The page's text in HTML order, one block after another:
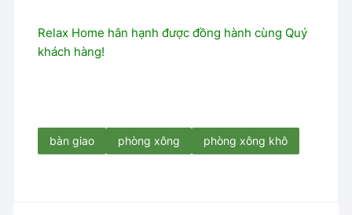
Relax Home hân hạnh được đồng hành cùng Quý
khách hàng!
bàn giao phòng xông phòng xông khô